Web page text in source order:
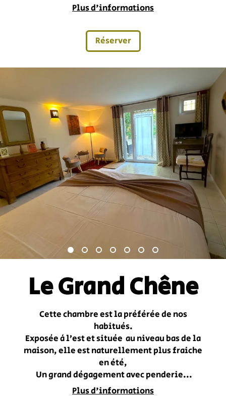
Plus d'informations
Réserver
Le Grand Chêne
Cette chambre est la préférée de nos
habitués.
Exposée à l’est et située au niveau bas de la
maison, elle est naturellement plus fraiche
en été,
Un grand dégagement avec penderie...
Plus d'informations